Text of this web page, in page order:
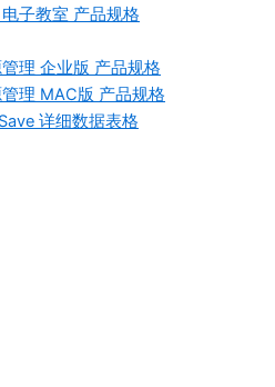
子教室 产品规格
理 企业版 产品规格
理 MAC版 产品规格
详细数据表格